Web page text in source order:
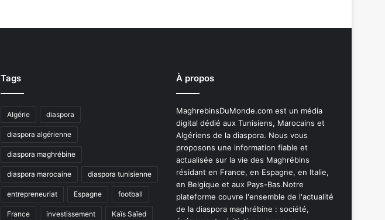
Tags
Algérie diaspora
diaspora algérienne
diaspora maghrébine
diaspora marocaine diaspora tunisienne
entrepreneuriat Espagne football
France investissement Kaïs Saïed
À propos
MaghrebinsDuMonde.com est un média
digital dédié aux Tunisiens, Marocains et
Algériens de la diaspora. Nous vous
proposons une information fiable et
actualisée sur la vie des Maghrébins
résidant en France, en Espagne, en Italie,
en Belgique et aux Pays-Bas.Notre
plateforme couvre l'ensemble de l'actualité
de la diaspora maghrébine : société,